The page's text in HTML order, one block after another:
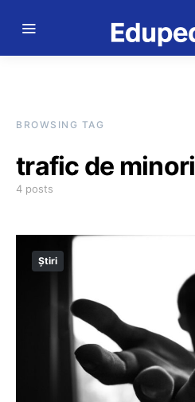
BROWSING TAG
trafic de minori
4 posts
Știri